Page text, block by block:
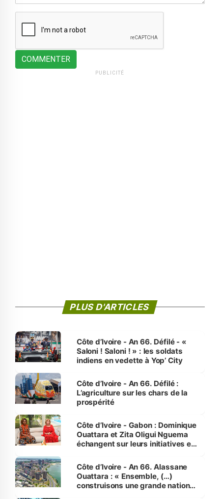
COMMENTER
PUBLICITÉ
PLUS D'ARTICLES
Côte d’Ivoire - An 66. Défilé - «
Saloni ! Saloni ! » : les soldats
indiens en vedette à Yop’ City
Côte d’Ivoire - An 66. Défilé :
L’agriculture sur les chars de la
prospérité
Côte d’Ivoire - Gabon : Dominique
Ouattara et Zita Oligui Nguema
échangent sur leurs initiatives en
enfants
Côte d’Ivoire - An 66. Alassane
Ouattara : « Ensemble, (…)
construisons une grande nation